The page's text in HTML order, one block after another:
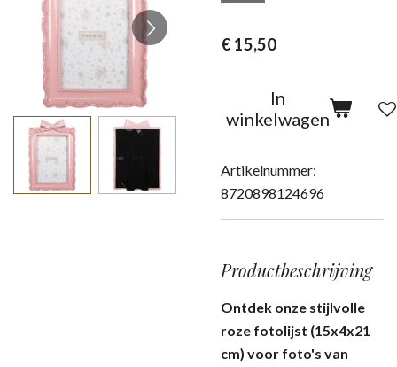
€ 15,50
In
winkelwagen
Artikelnummer:
8720898124696
Productbeschrijving
Ontdek onze stijlvolle
roze fotolijst (15x4x21
cm) voor foto's van